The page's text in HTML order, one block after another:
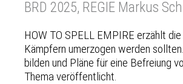
BRD 2025, REGIE Markus
HOW TO SPELL EMPIRE erzählt
Kämpfern umerzogen werden
bilden und Pläne für eine Befreiung
Thema veröffentlicht.